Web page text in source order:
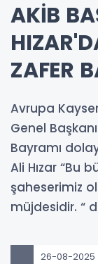
AKİB
ZAFER
Avrupa
Genel
Bayramı
Ali Hızar “Bu
şaheserimiz
müjdesidir. “
26-08-2025